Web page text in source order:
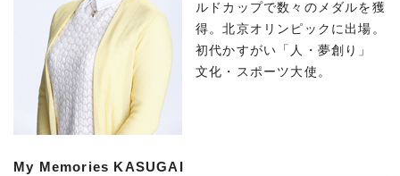
ルドカップで数々のメダルを獲
得。北京オリンピックに出場。
初代かすがい「人・夢創り」
文化・スポーツ大使。
My Memories KASUGAI